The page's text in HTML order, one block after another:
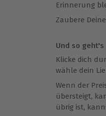
Erinnerung
Zaubere
Und so geht's
Klicke dich
wähle dein
Wenn der
übersteigt,
übrig ist,